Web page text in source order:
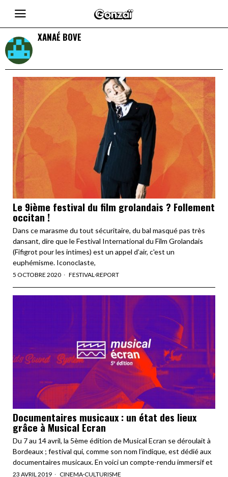
XANAÉ BOVE
Le 9ième festival du film grolandais ? Follement
occitan !
Dans ce marasme du tout sécuritaire, du bal masqué pas très
dansant, dire que le Festival International du Film Grolandais
(Fifigrot pour les intimes) est un appel d’air, c'est un
euphémisme. Iconoclaste,
5 OCTOBRE 2020 FESTIVAL ·REPORT
Documentaires musicaux : un état des lieux
grâce à Musical Ecran
Du 7 au 14 avril, la 5ème édition de Musical Ecran se déroulait à
Bordeaux ; festival qui, comme son nom l’indique, est dédié aux
documentaires musicaux. En voici un compte-rendu immersif et
23 AVRIL 2019 CINEMA·CULTURISME